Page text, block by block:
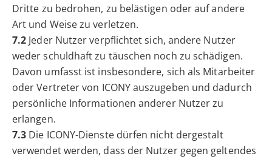
Dritte zu bedrohen, zu belästigen oder auf andere
Art und Weise zu verletzen.
7.2 Jeder Nutzer verpflichtet sich, andere Nutzer
weder schuldhaft zu täuschen noch zu schädigen.
Davon umfasst ist insbesondere, sich als Mitarbeiter
oder Vertreter von ICONY auszugeben und dadurch
persönliche Informationen anderer Nutzer zu
erlangen.
7.3 Die ICONY-Dienste dürfen nicht dergestalt
verwendet werden, dass der Nutzer gegen geltendes